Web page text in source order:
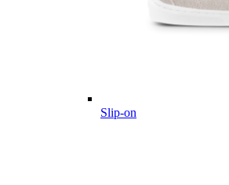
Slip-on